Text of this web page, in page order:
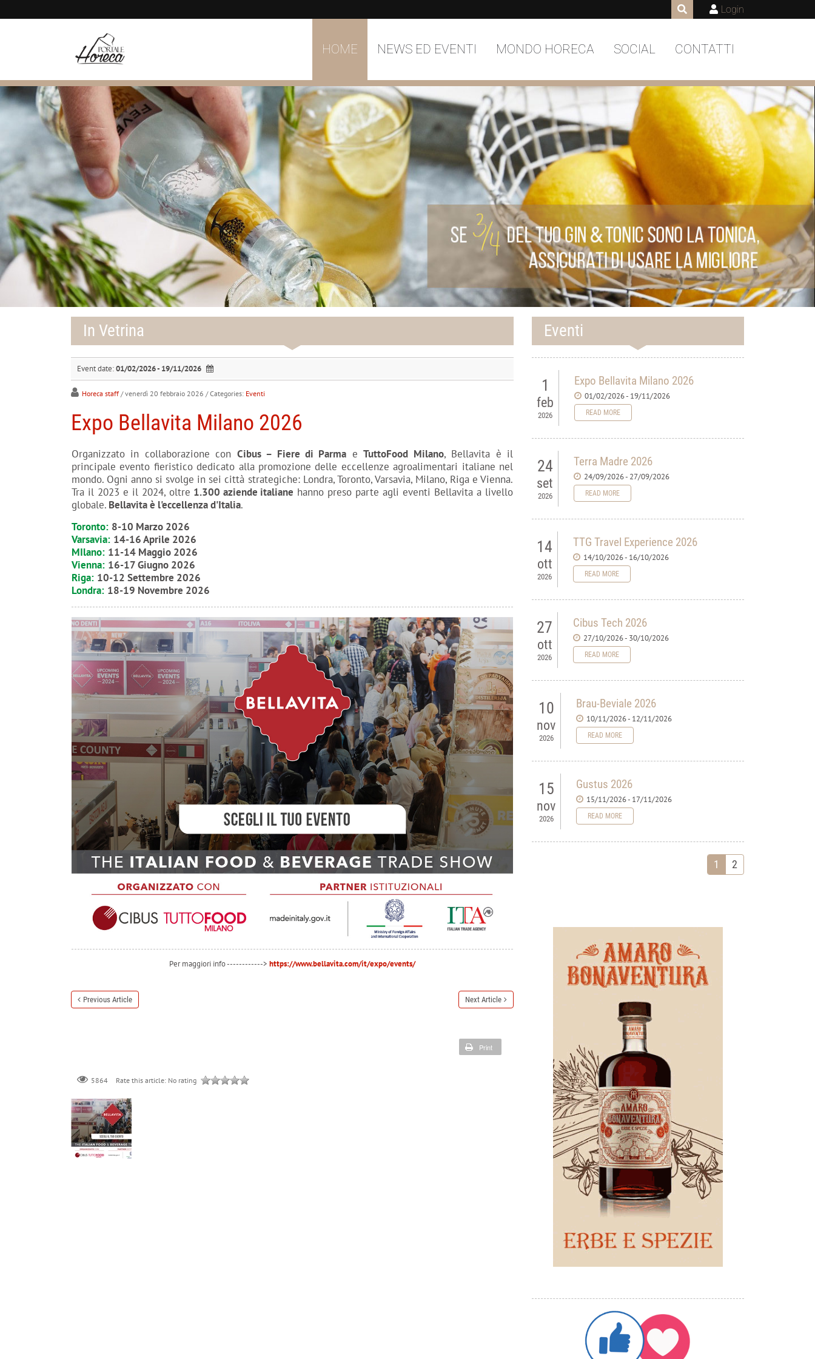
Login
HOME NEWS ED EVENTI MONDO HORECA SOCIAL CONTATTI
In Vetrina
Event date:01/02/2026 - 19/11/2026
Horeca staff / venerdì 20 febbraio 2026 / Categories: Eventi
Expo Bellavita Milano 2026
Organizzato in collaborazione con Cibus – Fiere di Parma eTuttoFood Milano, Bellavita è il
principale evento fieristico dedicato alla promozione delle eccellenze agroalimentari italiane nel
mondo. Ogni anno si svolge in sei città strategiche: Londra, Toronto, Varsavia, Milano, Riga e Vienna.
Tra il 2023 e il 2024, oltre 1.300 aziende italiane hanno preso parte agli eventi Bellavita a livello
globale. Bellavita è l'eccellenza d'Italia.
Toronto: 8-10 Marzo 2026
Varsavia: 14-16 Aprile 2026
MIlano: 11-14 Maggio 2026
Vienna: 16-17 Giugno 2026
Riga: 10-12 Settembre 2026
Londra: 18-19 Novembre 2026
Per maggiori info ------------> https://www.bellavita.com/it/expo/events/
Previous Article Next Article
Print
5864 Rate this article: No rating
Eventi
1
feb
2026
Expo Bellavita Milano 2026
01/02/2026 - 19/11/2026
READ MORE
24
set
2026
Terra Madre 2026
24/09/2026 - 27/09/2026
READ MORE
14
ott
2026
TTG Travel Experience 2026
14/10/2026 - 16/10/2026
READ MORE
27
ott
2026
Cibus Tech 2026
27/10/2026 - 30/10/2026
READ MORE
10
nov
2026
Brau-Beviale 2026
10/11/2026 - 12/11/2026
READ MORE
15
nov
2026
Gustus 2026
15/11/2026 - 17/11/2026
READ MORE
1 2